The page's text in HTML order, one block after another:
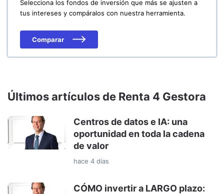
Selecciona los fondos de inversión que más se ajusten a
tus intereses y compáralos con nuestra herramienta.
Comparar
Últimos artículos de Renta 4 Gestora
Centros de datos e IA: una
oportunidad en toda la cadena
de valor
hace 4 días
CÓMO invertir a LARGO plazo: